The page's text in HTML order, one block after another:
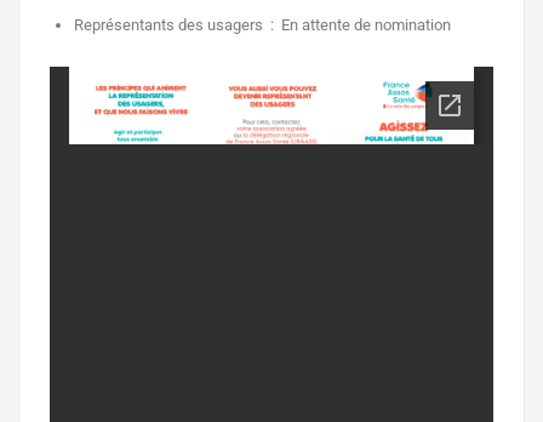
Représentants des usagers : En attente de nomination